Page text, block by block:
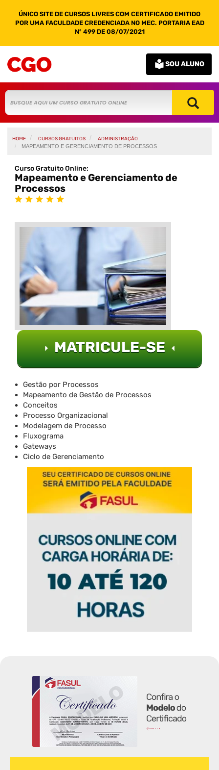
ÚNICO SITE DE CURSOS LIVRES COM CERTIFICADO EMITIDO
POR UMA FACULDADE CREDENCIADA NO MEC. PORTARIA EAD
Nº 499 DE 08/07/2021
SOU ALUNO
HOME CURSOS GRATUITOS
ADMINISTRAÇÃO
MAPEAMENTO E GERENCIAMENTO DE PROCESSOS
Curso Gratuito Online:
Mapeamento e Gerenciamento de
Processos
MATRICULE-SE
Gestão por Processos
Mapeamento de Gestão de Processos
Conceitos
Processo Organizacional
Modelagem de Processo
Fluxograma
Gateways
Ciclo de Gerenciamento